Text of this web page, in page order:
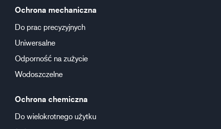
Ochrona mechaniczna
Do prac precyzyjnych
Uniwersalne
Odporność na zużycie
Wodoszczelne
Ochrona chemiczna
Do wielokrotnego użytku